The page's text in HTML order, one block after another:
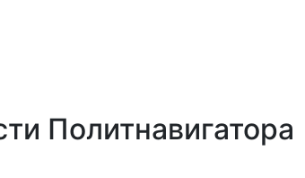
Политнавигатора